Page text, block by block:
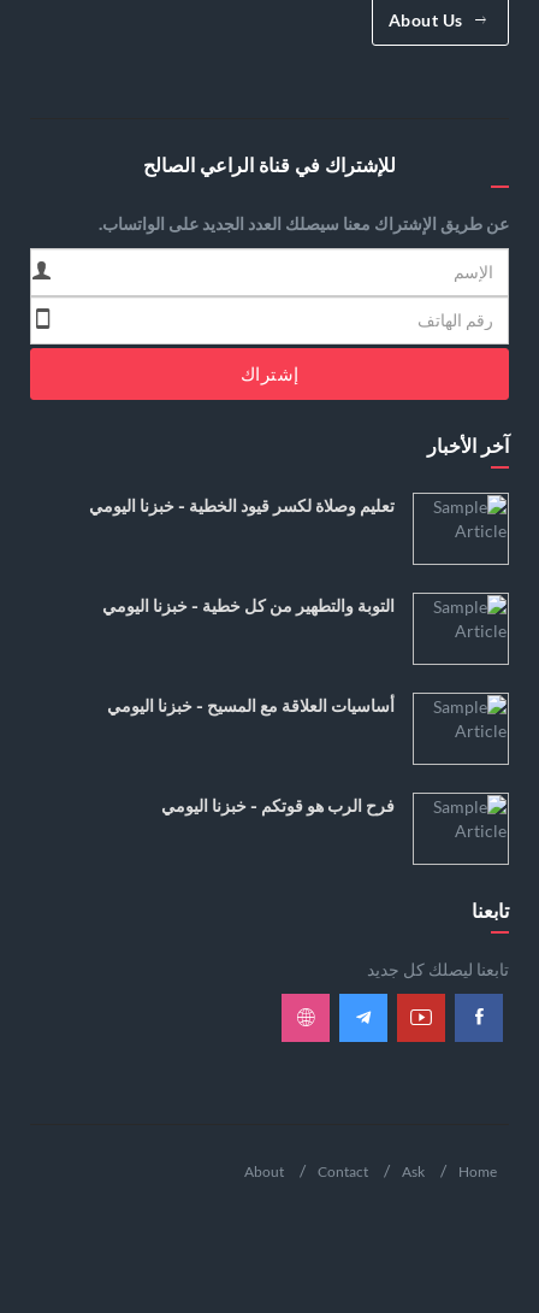
About Us
للإشتراك في قناة الراعي الصالح
عن طريق الإشتراك معنا سيصلك العدد الجديد على الواتساب.
إشتراك
آخر الأخبار
تعليم وصلاة لكسر قيود الخطية - خبزنا اليومي
التوبة والتطهير من كل خطية - خبزنا اليومي
أساسيات العلاقة مع المسيح - خبزنا اليومي
فرح الرب هو قوتكم - خبزنا اليومي
تابعنا
تابعنا ليصلك كل جديد
Home
Ask
Contact
About